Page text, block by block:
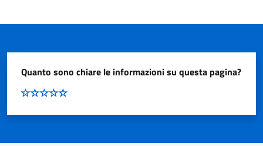
Quanto sono chiare le informazioni su questa pagina?